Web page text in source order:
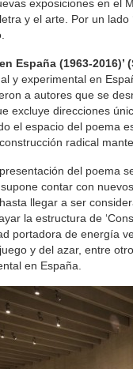
exposiciones en el
y el arte. Por un
España (1963-
y experimental en
a autores que se
excluye direcciones
el espacio del poema
radical
del poema
contar con
llegar a ser
la estructura de
portadora de energía
y del azar, entre
en España.